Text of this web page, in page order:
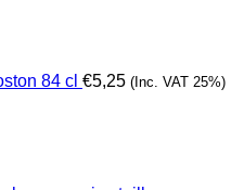
84 cl €5,25 (Inc. VAT 25%)